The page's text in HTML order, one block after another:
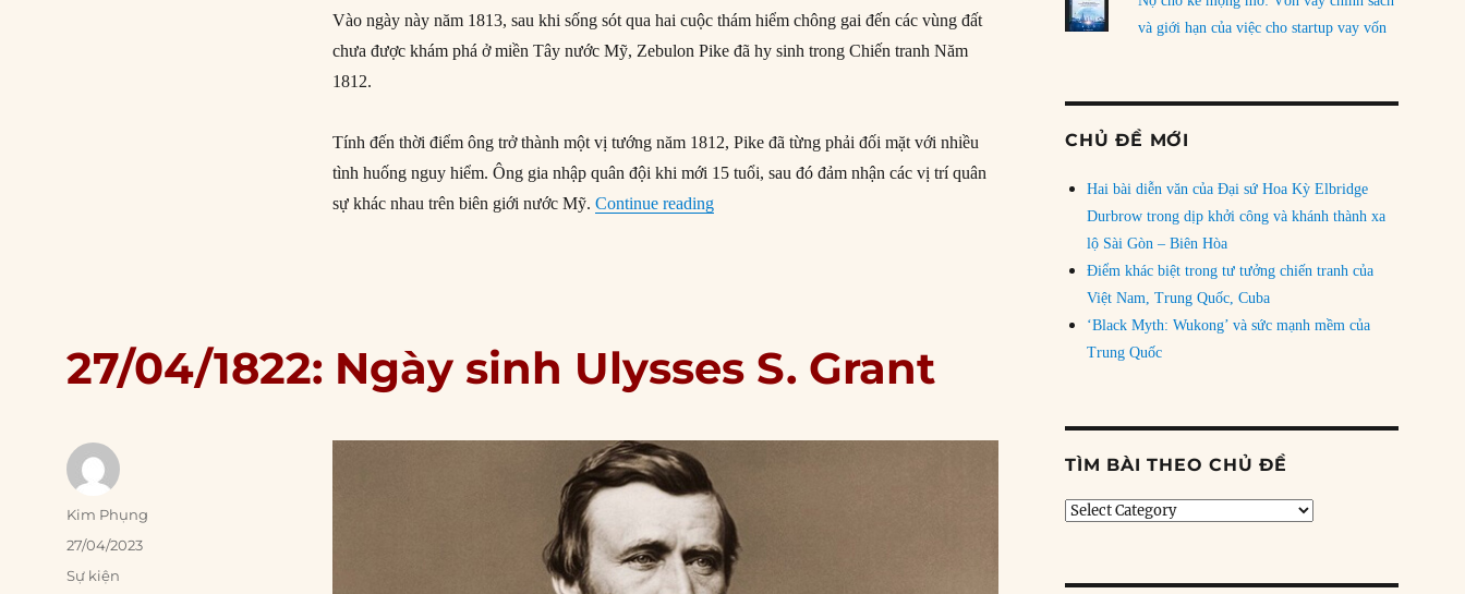
Vào ngày này năm 1813, sau khi sống sót qua hai cuộc thám hiểm chông gai đến các vùng đất
chưa được khám phá ở miền Tây nước Mỹ, Zebulon Pike đã hy sinh trong Chiến tranh Năm
1812.
Tính đến thời điểm ông trở thành một vị tướng năm 1812, Pike đã từng phải đối mặt với nhiều
tình huống nguy hiểm. Ông gia nhập quân đội khi mới 15 tuổi, sau đó đảm nhận các vị trí quân
sự khác nhau trên biên giới nước Mỹ.Continue reading“27/04/1813: Nhà thám hiểm Zebulon Pike tử trận”
27/04/1822: Ngày sinh Ulysses S. Grant
Author
Kim Phụng
Posted
27/04/2023
Categories
Sự kiện
và giới hạn của việc cho startup vay vốn
CHỦ ĐỀ MỚI
Hai bài diễn văn của Đại sứ Hoa Kỳ Elbridge
Durbrow trong dịp khởi công và khánh thành xa
lộ Sài Gòn – Biên Hòa
Điểm khác biệt trong tư tưởng chiến tranh của
Việt Nam, Trung Quốc, Cuba
‘Black Myth: Wukong’ và sức mạnh mềm của
Trung Quốc
TÌM BÀI THEO CHỦ ĐỀ
Tìm